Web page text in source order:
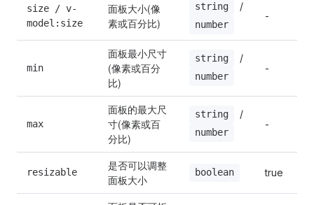
size / v-
model:size
面板大小(像
素或百分比)
string
number
-
min
面板最小尺寸
(像素或百分
比)
string
number
-
max
面板的最大尺
寸(像素或百
分比)
string
number
-
resizable
是否可以调整
面板大小
boolean true